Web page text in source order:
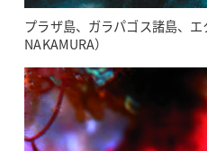
プラザ島、ガラパゴス諸島、
NAKAMURA）